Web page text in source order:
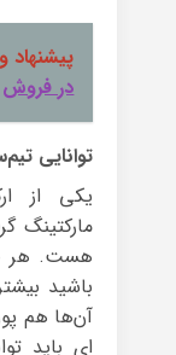
پیشنهاد
در فروش
توانایی
یکی از
مارکتینگ
هست. هر
باشید
آن‌ها هم
ای باید